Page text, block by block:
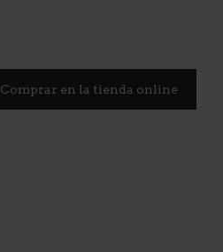
Comprar en la tienda online